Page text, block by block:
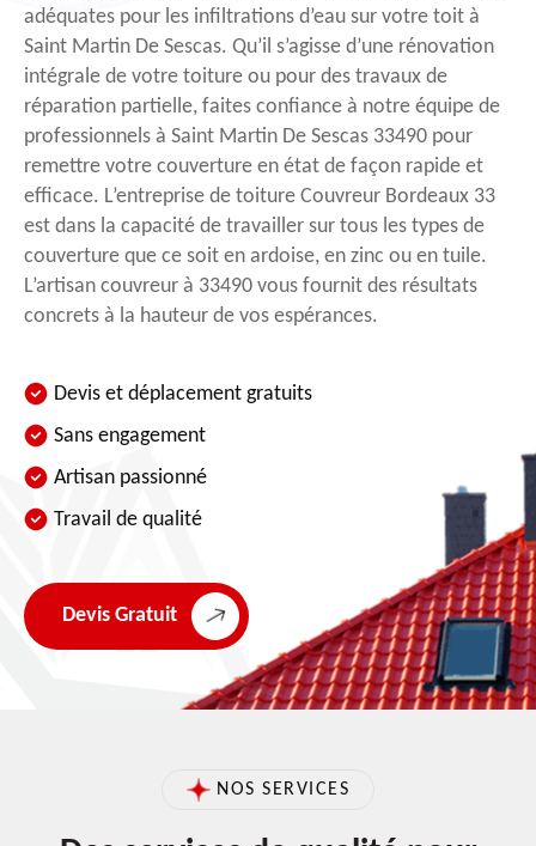
adéquates pour les infiltrations d’eau sur votre toit à
Saint Martin De Sescas. Qu’il s’agisse d’une rénovation
intégrale de votre toiture ou pour des travaux de
réparation partielle, faites confiance à notre équipe de
professionnels à Saint Martin De Sescas 33490 pour
remettre votre couverture en état de façon rapide et
efficace. L’entreprise de toiture Couvreur Bordeaux 33
est dans la capacité de travailler sur tous les types de
couverture que ce soit en ardoise, en zinc ou en tuile.
L’artisan couvreur à 33490 vous fournit des résultats
concrets à la hauteur de vos espérances.
Devis et déplacement gratuits
Sans engagement
Artisan passionné
Travail de qualité
Devis Gratuit
NOS SERVICES